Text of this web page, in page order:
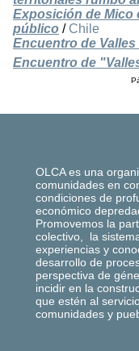
Exposición de Mico
público / Chile
Encuentro de
Encuentro de
OLCA es una
comunidades en
condiciones de
económico
Promovemos la
colectivo, la
experiencias y
desarrollo de
perspectiva de
incidir en la
que estén al
comunidades y